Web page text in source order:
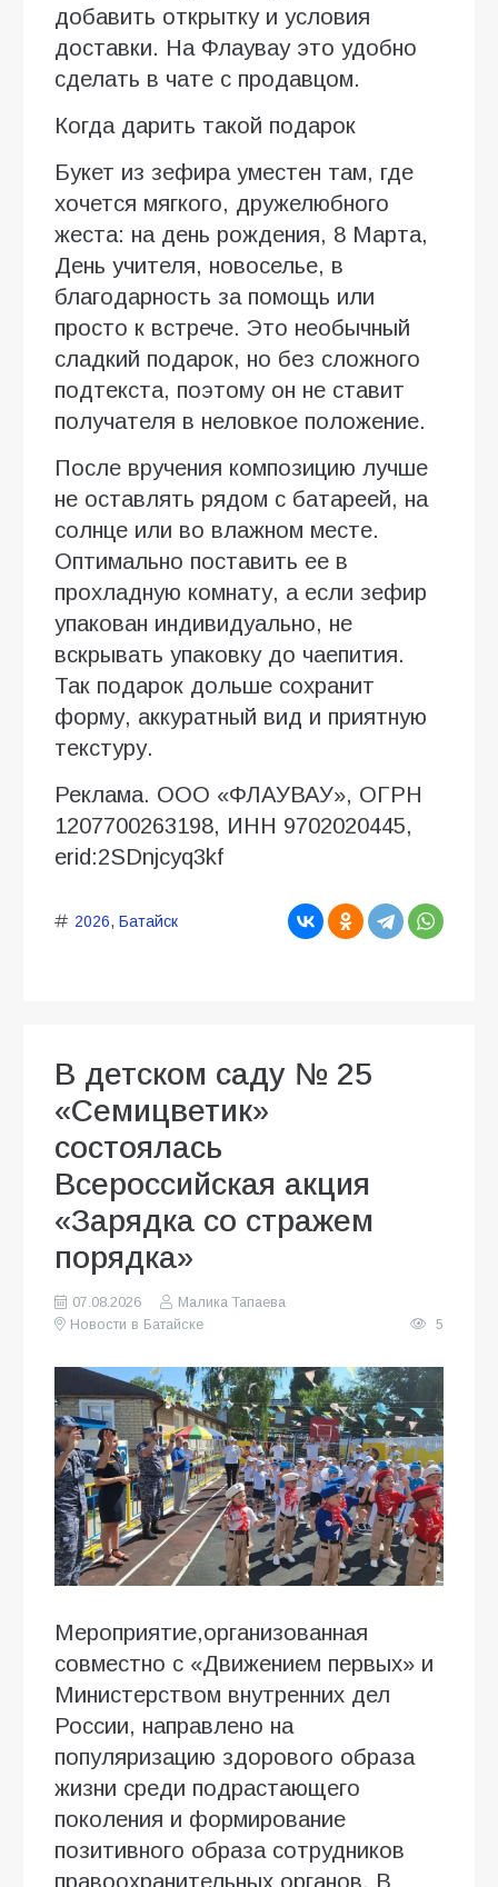
добавить открытку и условия
доставки. На Флаувау это удобно
сделать в чате с продавцом.
Когда дарить такой подарок
Букет из зефира уместен там, где
хочется мягкого, дружелюбного
жеста: на день рождения, 8 Марта,
День учителя, новоселье, в
благодарность за помощь или
просто к встрече. Это необычный
сладкий подарок, но без сложного
подтекста, поэтому он не ставит
получателя в неловкое положение.
После вручения композицию лучше
не оставлять рядом с батареей, на
солнце или во влажном месте.
Оптимально поставить ее в
прохладную комнату, а если зефир
упакован индивидуально, не
вскрывать упаковку до чаепития.
Так подарок дольше сохранит
форму, аккуратный вид и приятную
текстуру.
Реклама. ООО «ФЛАУВАУ», ОГРН
1207700263198, ИНН 9702020445,
erid:2SDnjcyq3kf
2026, Батайск
В детском саду № 25
«Семицветик»
состоялась
Всероссийская акция
«Зарядка со стражем
порядка»
07.08.2026
Малика Тапаева
Новости в Батайске
5
Мероприятие,организованная
совместно с «Движением первых» и
Министерством внутренних дел
России, направлено на
популяризацию здорового образа
жизни среди подрастающего
поколения и формирование
позитивного образа сотрудников
правоохранительных органов. В